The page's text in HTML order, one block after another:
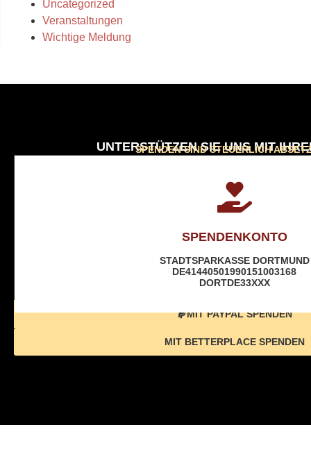
Uncategorized
Veranstaltungen
Wichtige Meldung
UNTERSTÜTZEN SIE UNS MIT
SPENDEN SIND STEUERLICH
SPENDENKONTO
STADTSPARKASSE DORTMUND
DE41440501990151003168
DORTDE33XXX
MIT PAYPAL SPENDEN
MIT BETTERPLACE SPENDEN